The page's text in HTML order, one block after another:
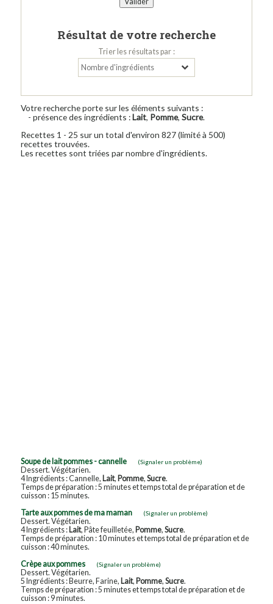
Résultat de votre recherche
Trier les résultats par :
Votre recherche porte sur les éléments suivants :
- présence des ingrédients :Lait, Pomme, Sucre.
Recettes 1 - 25 sur un total d'environ 827 (limité à 500)
recettes trouvées.
Les recettes sont triées par nombre d'ingrédients.
Soupe de lait pommes - cannelle (Signaler un problème)
Dessert. Végétarien.
4 Ingrédients : Cannelle, Lait, Pomme, Sucre.
Temps de préparation : 5 minutes et temps total de préparation et de
cuisson : 15 minutes.
Tarte aux pommes de ma maman
(Signaler un problème)
Dessert. Végétarien.
4 Ingrédients : Lait, Pâte feuilletée, Pomme, Sucre.
Temps de préparation : 10 minutes et temps total de préparation et de
cuisson : 40 minutes.
Crèpe aux pommes
(Signaler un problème)
Dessert. Végétarien.
5 Ingrédients : Beurre, Farine, Lait, Pomme, Sucre.
Temps de préparation : 5 minutes et temps total de préparation et de
cuisson : 9 minutes.